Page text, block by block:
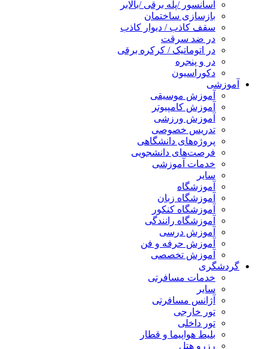
آسانسور /پله برقی /بالابر
بازسازی ساختمان
سقف کاذب / دیوار کاذب
در ضد سرقت
در اتوماتیک / کرکره برقی
در و پنجره
دکوراسیون
آموزشی
آموزش موسیقی
آموزش کامپیوتر
آموزش ورزشی
تدریس خصوصی
پروژه‌های دانشگاهی
فرصت‌های دانشجویی
خدمات آموزشی
سایر
آموزشگاه
آموزشگاه زبان
آموزشگاه کنکور
آموزشگاه رانندگی
آموزش درسی
آموزش حرفه و فن
آموزش تخصصی
گردشگری
خدمات مسافرتی
سایر
آژانس مسافرتی
تور خارجی
تور داخلی
بلیط هواپیما و قطار
رزرو هتل